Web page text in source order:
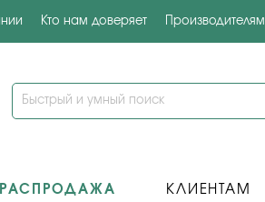
Кто нам доверяет Производителям
РАСПРОДАЖА КЛИЕНТАМ